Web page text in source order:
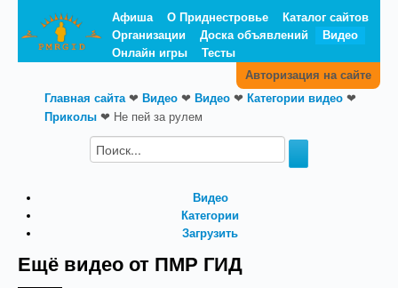
Афиша О Приднестровье
Каталог сайтов
Организации
Доска объявлений
Видео
Онлайн игры
Тесты
Авторизация на сайте
Главная сайта❤ Видео ❤ Видео ❤ Категории видео ❤
Приколы ❤ Не пей за рулем
Видео
Категории
Загрузить
Ещё видео от ПМР ГИД